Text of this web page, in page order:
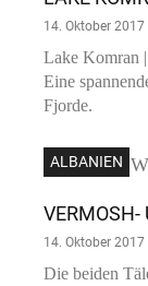
14. Oktober 2017
Lake Komran
Eine
Fjorde.
ALBANIEN
14. Oktober 2017
Die beiden